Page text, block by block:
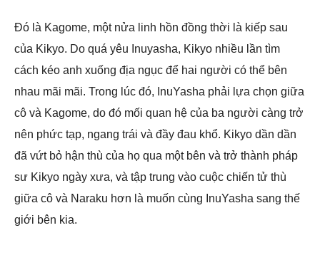
Đó là Kagome, một nửa linh hồn đồng thời là kiếp sau
của Kikyo. Do quá yêu Inuyasha, Kikyo nhiều lần tìm
cách kéo anh xuống địa ngục để hai người có thể bên
nhau mãi mãi. Trong lúc đó, InuYasha phải lựa chọn giữa
cô và Kagome, do đó mối quan hệ của ba người càng trở
nên phức tạp, ngang trái và đầy đau khổ. Kikyo dần dần
đã vứt bỏ hận thù của họ qua một bên và trở thành pháp
sư Kikyo ngày xưa, và tập trung vào cuộc chiến tử thù
giữa cô và Naraku hơn là muốn cùng InuYasha sang thế
giới bên kia.